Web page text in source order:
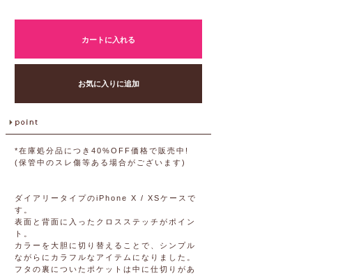
カートに入れる
お気に入りに追加
*在庫処分品につき40%OFF価格で販売中!
(保管中のスレ傷等ある場合がございます)
ダイアリータイプのiPhone X / XSケースで
す。
表面と背面に入ったクロスステッチがポイン
ト。
カラーを大胆に切り替えることで、シンプル
ながらにカラフルなアイテムになりました。
フタの裏についたポケットは中に仕切りがあ